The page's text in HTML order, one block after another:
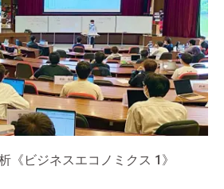
《ビジネスエコノミクス 1》